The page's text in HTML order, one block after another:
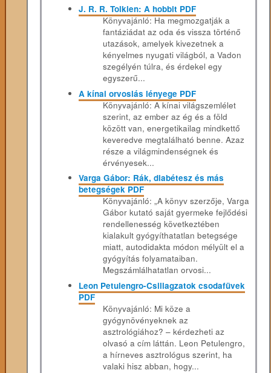
J. R. R. Tolkien: A hobbit PDF
Könyvajánló: Ha megmozgatják a
fantáziádat az oda és vissza történő
utazások, amelyek kivezetnek a
kényelmes nyugati világból, a Vadon
szegélyén túlra, és érdekel egy
egyszerű...
A kínai orvoslás lényege PDF
Könyvajánló: A kínai világszemlélet
szerint, az ember az ég és a föld
között van, energetikailag mindkettő
keveredve megtalálható benne. Azaz
része a világmindenségnek és
érvényesek...
Varga Gábor: Rák, diabétesz és más
betegségek PDF
Könyvajánló: „A könyv szerzője, Varga
Gábor kutató saját gyermeke fejlődési
rendellenesség következtében
kialakult gyógyíthatatlan betegsége
miatt, autodidakta módon mélyült el a
gyógyítás folyamataiban.
Megszámlálhatatlan orvosi...
Leon Petulengro-Csillagzatok csodafüvek
PDF
Könyvajánló: Mi köze a
gyógynövényeknek az
asztrológiához? – kérdezheti az
olvasó a cím láttán. Leon Petulengro,
a hírneves asztrológus szerint, ha
valaki hisz abban, hogy...